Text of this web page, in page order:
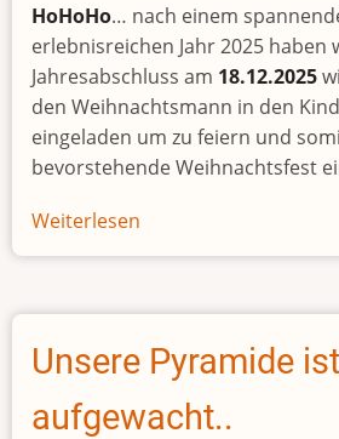
HoHoHo… nach einem
erlebnisreichen Jahr 2025 haben
Jahresabschluss am 18.12.2025
den Weihnachtsmann in den
eingeladen um zu feiern und
bevorstehende Weihnachtsfest
Weiterlesen
Weihnachtsfeier
Kindergarten
und
Hort
Unsere Pyramide
aufgewacht..